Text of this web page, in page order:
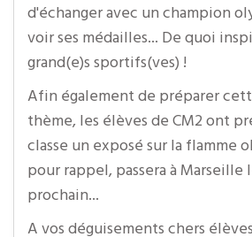
d'échanger avec un champion
voir ses médailles... De quoi
grand(e)s sportifs(ves) !
Afin également de préparer
thème, les élèves de CM2 ont
classe un exposé sur la flamme
pour rappel, passera à Marseille
prochain...
A vos déguisements chers